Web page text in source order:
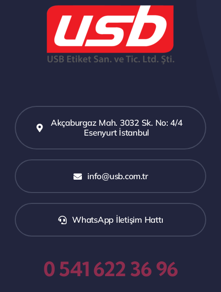
Akçaburgaz Mah. 3032 Sk. No: 4/4
Esenyurt İstanbul
info@usb.com.tr
WhatsApp İletişim Hattı
0 541 622 36 96